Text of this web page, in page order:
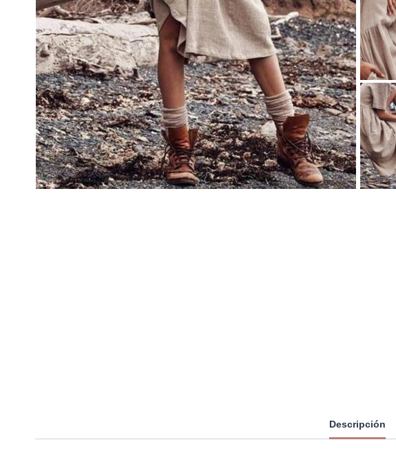
Descripción